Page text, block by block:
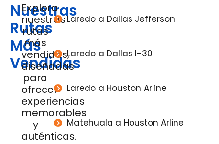
Nuestras
Rutas
Más
Vendidas
Explora
nuestras
rutas
más
vendidas,
diseñadas
para
ofrecer
experiencias
memorables
y
auténticas.
Laredo a Dallas Jefferson
Laredo a Dallas I-30
Laredo a Houston Arline
Matehuala a Houston Arline